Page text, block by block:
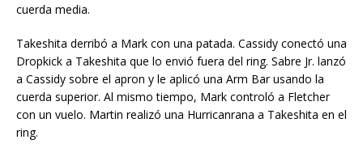
cuerda media.
Takeshita derribó a Mark con una patada. Cassidy conectó una
Dropkick a Takeshita que lo envió fuera del ring. Sabre Jr. lanzó
a Cassidy sobre el apron y le aplicó una Arm Bar usando la
cuerda superior. Al mismo tiempo, Mark controló a Fletcher
con un vuelo. Martin realizó una Hurricanrana a Takeshita en el
ring.